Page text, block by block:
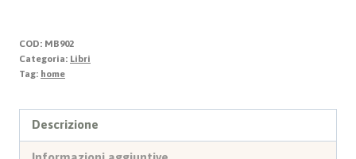
Un'esperienza
di
canto
compagnia
di
COD: MB902
Categoria: Libri
Tag: home
Descrizione